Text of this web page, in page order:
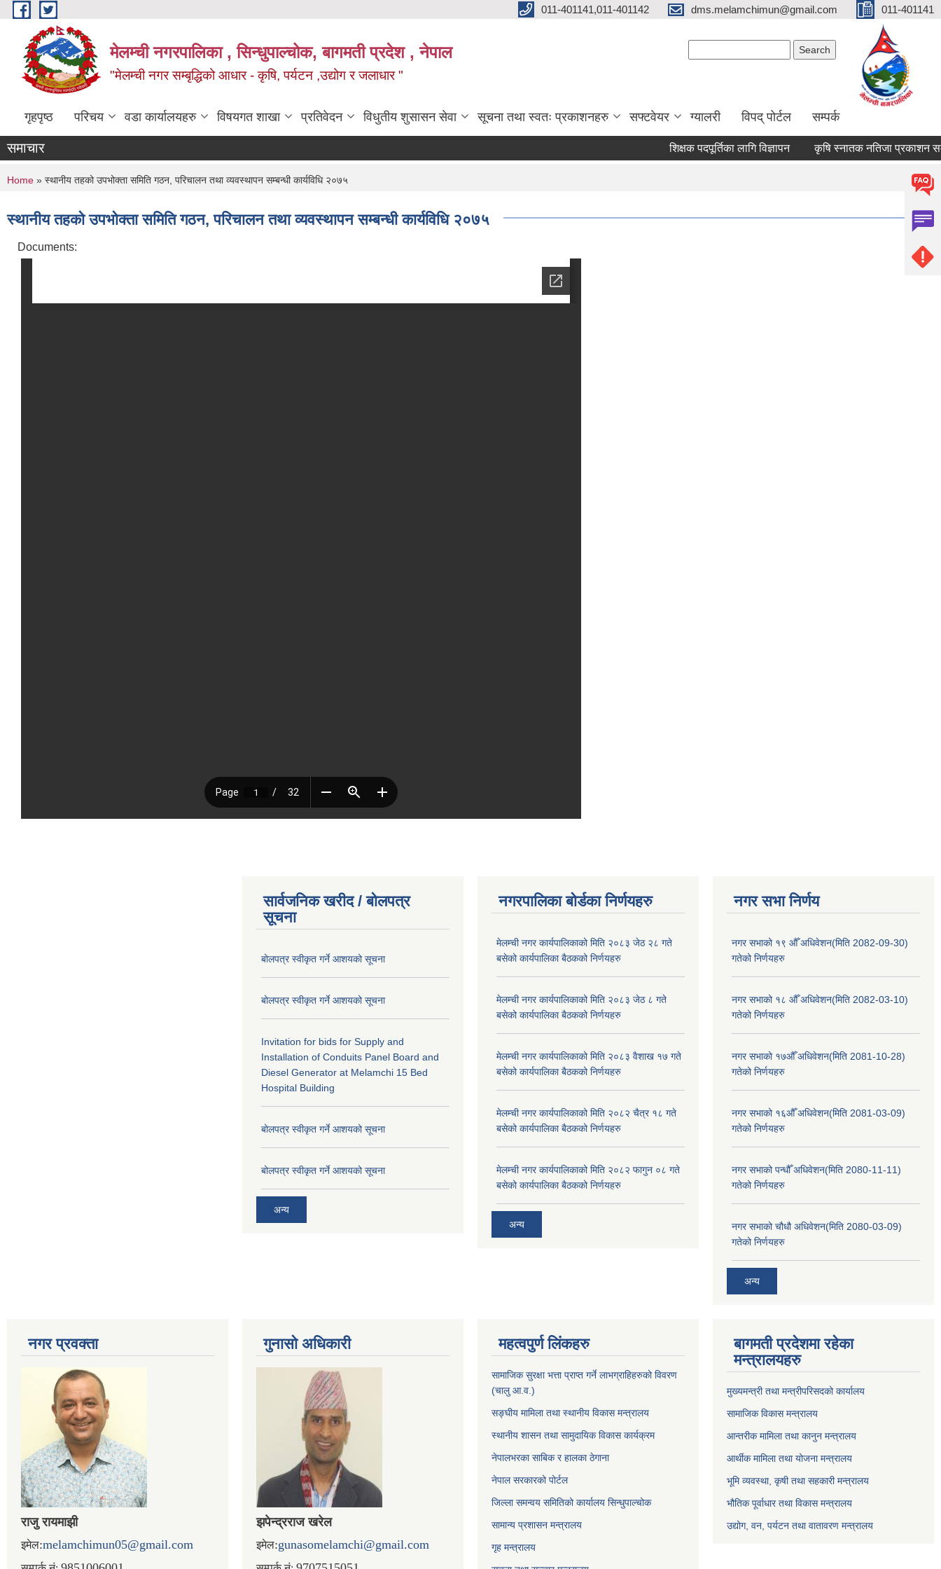
Skip to main content 011-401141,011-401142 dms.melamchimun@gmail.com 011-401141
मेलम्ची नगरपालिका , सिन्धुपाल्चोक, बागमती प्रदेश , नेपाल
"मेलम्ची नगर सम्बृद्धिको आधार - कृषि, पर्यटन ,उद्योग र जलाधार "
गृहपृष्ठ परिचय वडा कार्यालयहरु विषयगत शाखा प्रतिवेदन विधुतीय शुसासन सेवा सूचना तथा स्वतः प्रकाशनहरु सफ्टवेयर ग्यालरी विपद् पोर्टल सम्पर्क
समाचार शिक्षक पदपूर्तिका लागि विज्ञापन कृषि स्नातक नतिजा प्रकाशन
You are here
Home » स्थानीय तहको उपभोक्ता समिति गठन, परिचालन तथा व्यवस्थापन सम्बन्धी कार्यविधि २०७५
स्थानीय तहको उपभोक्ता समिति गठन, परिचालन तथा व्यवस्थापन सम्बन्धी कार्यविधि २०७५
Documents:
सार्वजनिक खरीद / बोलपत्र
सूचना
बोलपत्र स्वीकृत गर्ने आशयको सूचना
बोलपत्र स्वीकृत गर्ने आशयको सूचना
Invitation for bids for Supply and
Installation of Conduits Panel Board and
Diesel Generator at Melamchi 15 Bed
Hospital Building
बोलपत्र स्वीकृत गर्ने आशयको सूचना
बोलपत्र स्वीकृत गर्ने आशयको सूचना
अन्य
नगरपालिका बोर्डका निर्णयहरु
मेलम्ची नगर कार्यपालिकाको मिति २०८३ जेठ २८ गते
बसेको कार्यपालिका बैठकको निर्णयहरु
मेलम्ची नगर कार्यपालिकाको मिति २०८३ जेठ ८ गते
बसेको कार्यपालिका बैठकको निर्णयहरु
मेलम्ची नगर कार्यपालिकाको मिति २०८३ वैशाख १७ गते
बसेको कार्यपालिका बैठकको निर्णयहरु
मेलम्ची नगर कार्यपालिकाको मिति २०८२ चैत्र १८ गते
बसेको कार्यपालिका बैठकको निर्णयहरु
मेलम्ची नगर कार्यपालिकाको मिति २०८२ फागुन ०८ गते
बसेको कार्यपालिका बैठकको निर्णयहरु
अन्य
नगर सभा निर्णय
नगर सभाको १९ औँ अधिवेशन(मिति 2082-09-30)
गतेको निर्णयहरु
नगर सभाको १८ औँ अधिवेशन(मिति 2082-03-10)
गतेको निर्णयहरु
नगर सभाको १७औँ अधिवेशन(मिति 2081-10-28)
गतेको निर्णयहरु
नगर सभाको १६औँ अधिवेशन(मिति 2081-03-09)
गतेको निर्णयहरु
नगर सभाको पन्धौँ अधिवेशन(मिति 2080-11-11)
गतेको निर्णयहरु
नगर सभाको चौधौ अधिवेशन(मिति 2080-03-09)
गतेको निर्णयहरु
अन्य
नगर प्रव‌क्ता
राजु रायमाझी
इमेल:melamchimun05@gmail.com
गुनासो अधिकारी
झपेन्द्रराज खरेल
इमेल:gunasomelamchi@gmail.com
महत्वपुर्ण लिंकहरु
सामाजिक सुरक्षा भत्ता प्राप्त गर्ने लाभग्राहिहरुको विवरण
(चालु आ.व.)
सङ्घीय मामिला तथा स्थानीय विकास मन्त्रालय
स्थानीय शासन तथा सामुदायिक विकास कार्यक्रम
नेपालभरका साबिक र हालका ठेगाना
नेपाल सरकारको पोर्टल
जिल्ला समन्वय समितिको कार्यालय सिन्धुपाल्चोक
सामान्य प्रशासन मन्त्रालय
गृह मन्त्रालय
बागमती प्रदेशमा रहेका
मन्त्रालयहरु
मुख्यमन्त्री तथा मन्त्रीपरिसदको कार्यालय
सामाजिक विकास मन्त्रालय
आन्तरीक मामिला तथा कानुन मन्त्रालय
आर्थीक मामिला तथा योजना मन्त्रालय
भूमि व्यवस्था, कृषी तथा सहकारी मन्त्रालय
भौतिक पूर्वाधार तथा विकास मन्त्रालय
उद्योग, वन, पर्यटन तथा वातावरण मन्त्रालय